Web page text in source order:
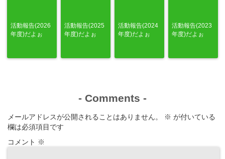
活動報告(2026
年度)だよぉ
活動報告(2025
年度)だよぉ
活動報告(2024
年度)だよぉ
活動報告(2023
年度)だよぉ
- Comments -
メールアドレスが公開されることはありません。 ※ が付いている
欄は必須項目です
コメント ※